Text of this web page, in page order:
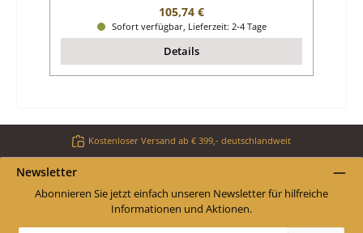
Regulärer Preis:
105,74 €
Sofort verfügbar, Lieferzeit: 2-4 Tage
Details
Kostenloser Versand ab € 399,- deutschlandweit
Newsletter
Abonnieren Sie jetzt einfach unseren Newsletter für hilfreiche
Informationen und Aktionen.